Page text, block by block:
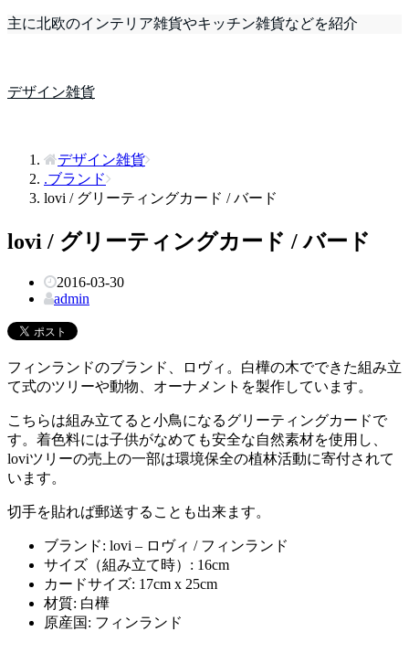
主に北欧のインテリア雑貨やキッチン雑貨などを紹介
デザイン雑貨
デザイン雑貨
.ブランド
lovi / グリーティングカード / バード
lovi / グリーティングカード / バード
2016-03-30
admin
フィンランドのブランド、ロヴィ。白樺の木でできた組み立
て式のツリーや動物、オーナメントを製作しています。
こちらは組み立てると小鳥になるグリーティングカードで
す。着色料には子供がなめても安全な自然素材を使用し、
loviツリーの売上の一部は環境保全の植林活動に寄付されて
います。
切手を貼れば郵送することも出来ます。
ブランド: lovi – ロヴィ / フィンランド
サイズ（組み立て時）: 16cm
カードサイズ: 17cm x 25cm
材質: 白樺
原産国: フィンランド